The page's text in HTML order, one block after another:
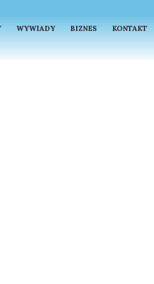
WYWIADY BIZNES KONTAKT